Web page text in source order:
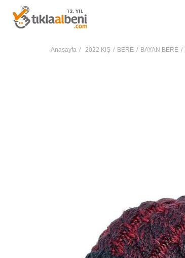
Anasayfa 2022 KIŞ BERE BAYAN BERE